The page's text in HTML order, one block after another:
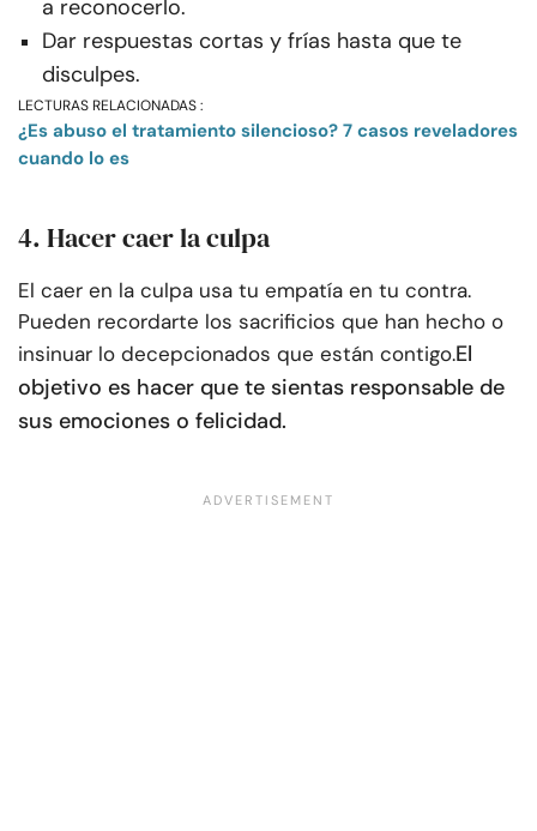
a reconocerlo.
Dar respuestas cortas y frías hasta que te
disculpes.
LECTURAS RELACIONADAS :
¿Es abuso el tratamiento silencioso? 7 casos reveladores
cuando lo es
4. Hacer caer la culpa
El caer en la culpa usa tu empatía en tu contra.
Pueden recordarte los sacrificios que han hecho o
insinuar lo decepcionados que están contigo.El
objetivo es hacer que te sientas responsable de
sus emociones o felicidad.